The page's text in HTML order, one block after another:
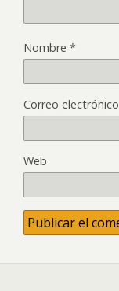
Nombre *
Correo electrónico
Web